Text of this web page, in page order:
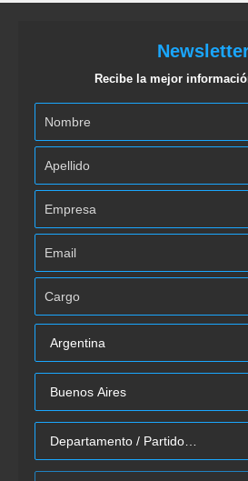
Recibe la mejor